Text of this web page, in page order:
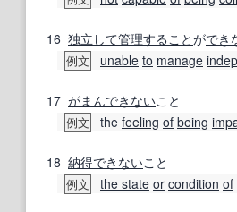
16 独立して管理することができ
例文 unable to manage
17 がまんできないこと
例文 the feeling of being
18 納得できないこと
例文 the state or condition of